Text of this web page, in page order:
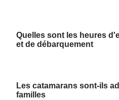
Quelles sont les heures
et de débarquement
Les catamarans sont-ils
familles